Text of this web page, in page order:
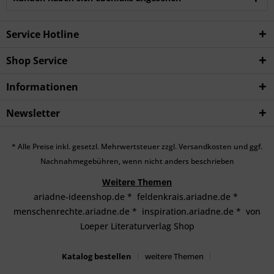
Service Hotline
Shop Service
Informationen
Newsletter
* Alle Preise inkl. gesetzl. Mehrwertsteuer zzgl. Versandkosten und ggf.
Nachnahmegebühren, wenn nicht anders beschrieben
Weitere Themen
ariadne-ideenshop.de * feldenkrais.ariadne.de *
menschenrechte.ariadne.de * inspiration.ariadne.de * von
Loeper Literaturverlag Shop
Katalog bestellen
weitere Themen